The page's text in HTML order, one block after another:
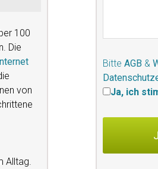
100
Die
von
Alltag.
Bitte AGB &
Ja, ich